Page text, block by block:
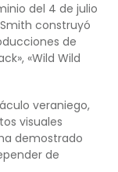
del 4 de julio
construyó
de
«Wild Wild
veraniego,
visuales
demostrado
de